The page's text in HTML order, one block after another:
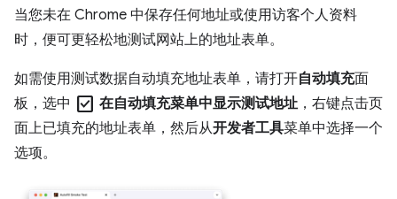
当您未在 Chrome 中保存任何地址或使用访客个人资料
时，便可更轻松地测试网站上的地址表单。
如需使用测试数据自动填充地址表单，请打开自动填充面
板，选中 check_box 在自动填充菜单中显示测试地址，右键点击页
面上已填充的地址表单，然后从开发者工具菜单中选择一个
选项。